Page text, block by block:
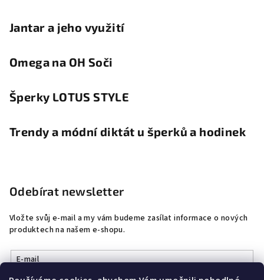
Jantar a jeho využití
Omega na OH Soči
Šperky LOTUS STYLE
Trendy a módní diktát u šperků a hodinek
Odebírat newsletter
Vložte svůj e-mail a my vám budeme zasílat informace o nových
produktech na našem e-shopu.
E-mail